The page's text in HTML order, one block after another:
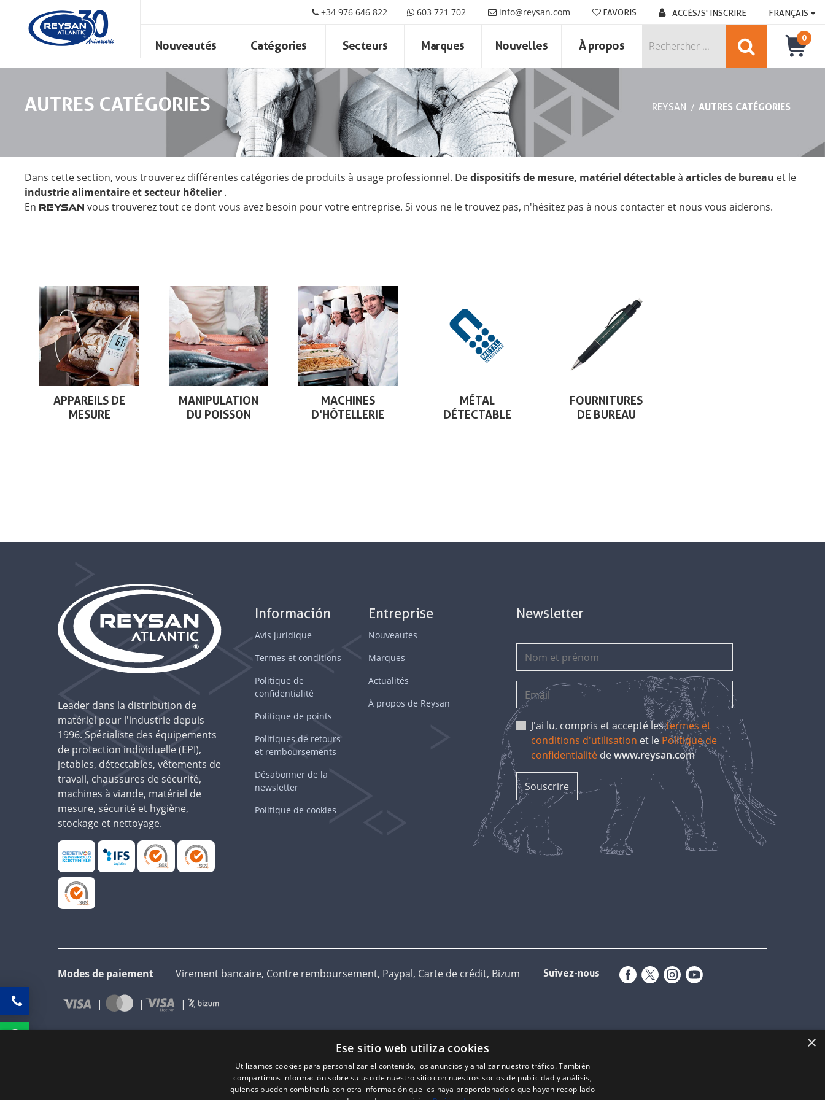
+34 976 646 822 603 721 702 info@reysan.com FAVORIS ACCÈS/S' INSCRIRE FRANÇAIS
Nouveautés Catégories Secteurs Marques Nouvelles À propos
0
AUTRES CATÉGORIES REYSAN AUTRES CATÉGORIES
Dans cette section, vous trouverez différentes catégories de produits à usage professionnel. Dedispositifs de mesure, matériel détectableàarticles de bureau et le
industrie alimentaire et secteur hôtelier .
En REYSAN vous trouverez tout ce dont vous avez besoin pour votre entreprise. Si vous ne le trouvez pas, n'hésitez pas à nous contacter et nous vous aiderons.
APPAREILS DE
MESURE
MANIPULATION
DU POISSON
MACHINES
D'HÔTELLERIE
MÉTAL
DÉTECTABLE
FOURNITURES
DE BUREAU
Leader dans la distribution de
matériel pour l'industrie depuis
1996. Spécialiste des équipements
de protection individuelle (EPI),
jetables, détectables, vêtements de
travail, chaussures de sécurité,
machines à viande, matériel de
mesure, sécurité et hygiène,
stockage et nettoyage.
Información
Avis juridique
Termes et conditions
Politique de
confidentialité
Politique de points
Politiques de retours
et remboursements
Désabonner de la
newsletter
Politique de cookies
Entreprise
Nouveautes
Marques
Actualités
À propos de Reysan
Newsletter
J'ai lu, compris et accepté lestermes et
conditions d'utilisation et le Politique de
confidentialité dewww.reysan.com
Modes de paiement Virement bancaire, Contre remboursement, Paypal, Carte de crédit, Bizum Suivez-nous
×
Ese sitio web utiliza cookies
Utilizamos cookies para personalizar el contenido, los anuncios y analizar nuestro tráfico. También
compartimos información sobre su uso de nuestro sitio con nuestros socios de publicidad y análisis,
quienes pueden combinarla con otra información que les haya proporcionado o que hayan recopilado